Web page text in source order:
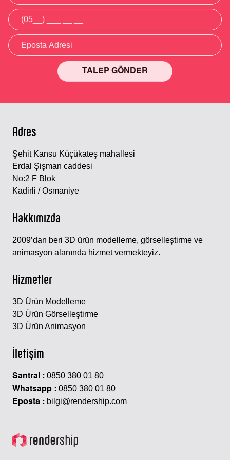
TALEP GÖNDER
Adres
Şehit Kansu Küçükateş mahallesi
Erdal Şişman caddesi
No:2 F Blok
Kadirli / Osmaniye
Hakkımızda
2009’dan beri 3D ürün modelleme, görselleştirme ve
animasyon alanında hizmet vermekteyiz.
Hizmetler
3D Ürün Modelleme
3D Ürün Görselleştirme
3D Ürün Animasyon
İletişim
Santral : 0850 380 01 80
Whatsapp : 0850 380 01 80
Eposta : bilgi@rendership.com